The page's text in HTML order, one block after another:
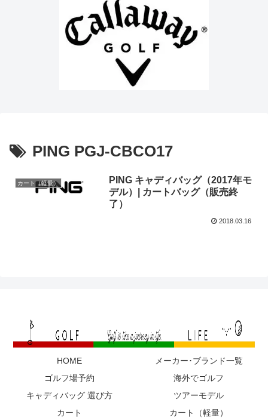
PING PGJ-CBCO17
カート（軽量）
PING キャディバッグ（2017年モ
デル）| カートバッグ（販売終
了）
2018.03.16
HOME
メーカー･ブランド一覧
ゴルフ場予約
海外でゴルフ
キャディバッグ 選び方
ツアーモデル
カート
カート（軽量）